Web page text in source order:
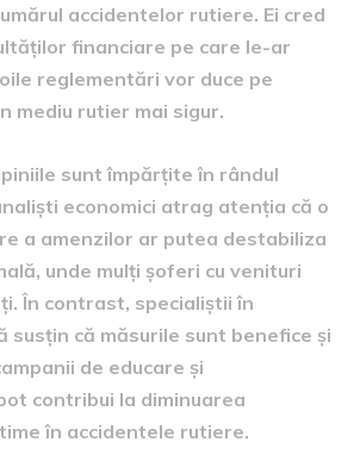
accidentelor rutiere. Ei cred
financiare pe care le-ar
reglementări vor duce pe
mediu rutier mai sigur.
sunt împărțite în rândul
economici atrag atenția că o
a amenzilor ar putea destabiliza
unde mulți șoferi cu venituri
În contrast, specialiștii în
susțin că măsurile sunt benefice și
de educare și
contribui la diminuarea
în accidentele rutiere.